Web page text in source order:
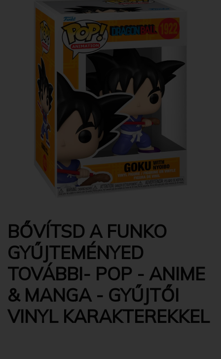
BŐVÍTSD A FUNKO
GYŰJTEMÉNYED
TOVÁBBI- POP - ANIME
& MANGA - GYŰJTŐI
VINYL KARAKTEREKKEL